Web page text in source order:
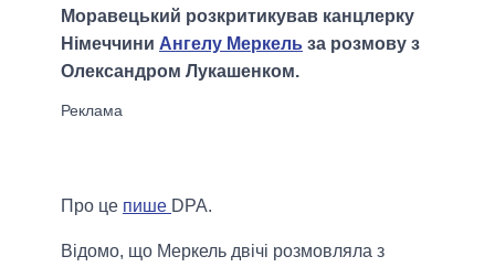
Моравецький розкритикував канцлерку
Німеччини Ангелу Меркель за розмову з
Олександром Лукашенком.
Про це пише DPA.
Відомо, що Меркель двічі розмовляла з